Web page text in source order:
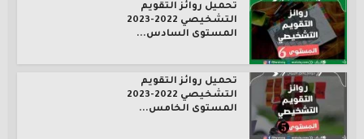
تحميل روائز التقويم
التشخيصي 2022-2023
المستوى السادس...
تحميل روائز التقويم
التشخيصي 2022-2023
المستوى الخامس...